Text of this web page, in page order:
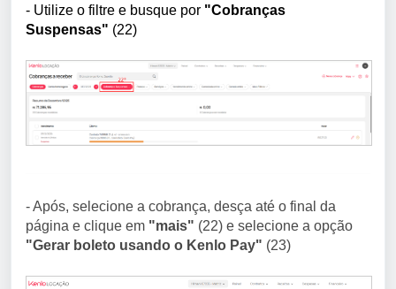
- Utilize o filtre e busque por "Cobranças
Suspensas" (22)
- Após, selecione a cobrança, desça até o final da
página e clique em "mais" (22) e selecione a opção
"Gerar boleto usando o Kenlo Pay" (23)